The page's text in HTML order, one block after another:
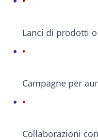
Lanci di prodotti
Campagne per
Collaborazioni